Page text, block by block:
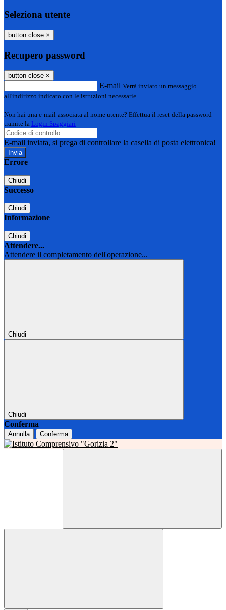
Seleziona utente
button close ×
Recupero password
button close ×
E-mail Verrà inviato un messaggio
all'indirizzo indicato con le istruzioni necessarie.
Non hai una e-mail associata al nome utente? Effettua il reset della password
tramite la Login Spaggiari
E-mail inviata, si prega di controllare la casella di posta elettronica!
Errore
Chiudi
Successo
Chiudi
Informazione
Chiudi
Attendere...
Attendere il completamento dell'operazione...
Chiudi
Chiudi
Conferma
Annulla Conferma